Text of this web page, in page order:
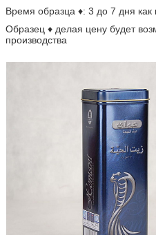
Время образца ♦: 3 до 7 дня
Образец ♦ делая цену будет
производства